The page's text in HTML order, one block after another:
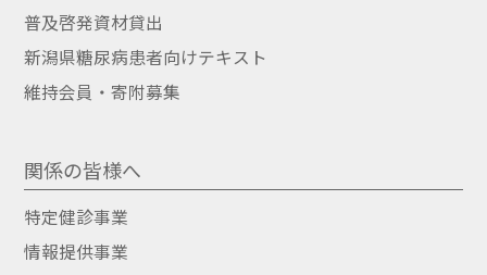
普及啓発資材貸出
新潟県糖尿病患者向けテキスト
維持会員・寄附募集
関係の皆様へ
特定健診事業
情報提供事業